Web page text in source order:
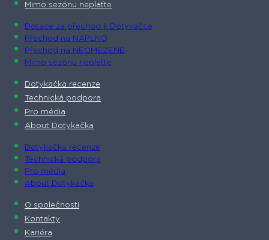
Mimo sezónu neplaťte
Dotace za přechod k Dotykačce
Přechod na NAPLNO
Přechod na NEOMEZENĚ
Mimo sezónu neplaťte
Dotykačka recenze
Technická podpora
Pro média
About Dotykačka
Dotykačka recenze
Technická podpora
Pro média
About Dotykačka
O společnosti
Kontakty
Kariéra